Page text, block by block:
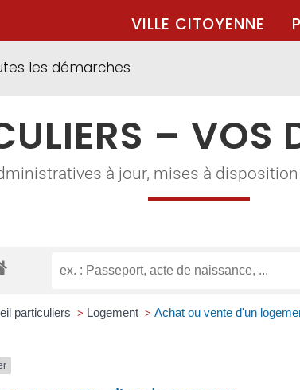
VILLE CITOYENNE
les démarches
– VOS
à jour, mises à
particuliers > Logement > Achat ou vente d'un